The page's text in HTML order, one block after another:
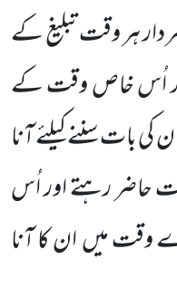
ہر وقت تبلیغ کے
اُس خاص وقت کے
بات سننے کیلئے آنا
حاضر رہتے اور اُس
وقت میںان کا آنا